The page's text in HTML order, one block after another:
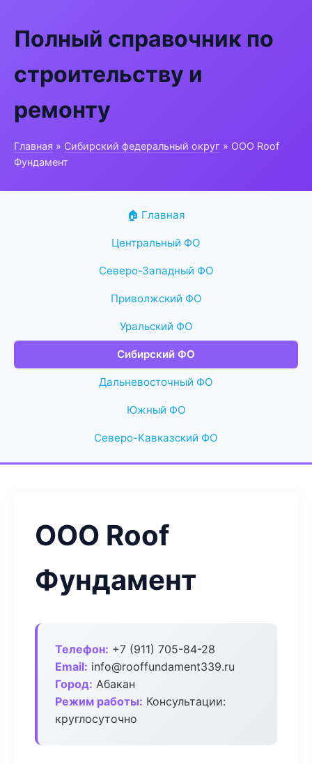
Полный справочник по
строительству и
ремонту
Главная » Сибирский федеральный округ » ООО Roof
Фундамент
🏠 Главная
Центральный ФО
Северо-Западный ФО
Приволжский ФО
Уральский ФО
Сибирский ФО
Дальневосточный ФО
Южный ФО
Северо-Кавказский ФО
ООО Roof
Фундамент
Телефон: +7 (911) 705-84-28
Email: info@rooffundament339.ru
Город: Абакан
Режим работы: Консультации:
круглосуточно